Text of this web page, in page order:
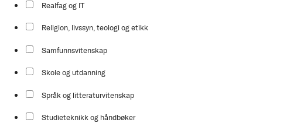
Realfag og IT
Religion, livssyn, teologi og etikk
Samfunnsvitenskap
Skole og utdanning
Språk og litteraturvitenskap
Studieteknikk og håndbøker